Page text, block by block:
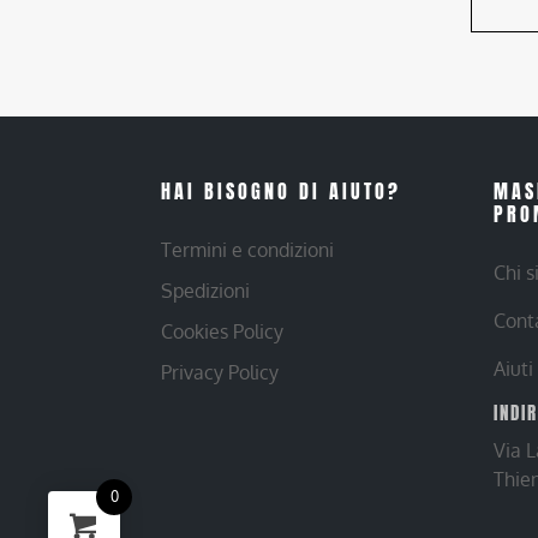
HAI BISOGNO DI AIUTO?
Termini e condizioni
Spedizioni
Cookies Policy
Privacy Policy
Chi
Aiuti
Via
0